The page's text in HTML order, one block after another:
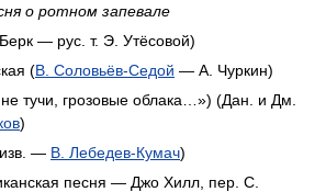
о ротном запевале
— рус. т. Э. Утёсовой)
(В. Соловьёв-Седой — А. Чуркин)
тучи, грозовые облака…») (Дан. и Дм.
)
— В. Лебедев-Кумач)
песня — Джо Хилл, пер. С.